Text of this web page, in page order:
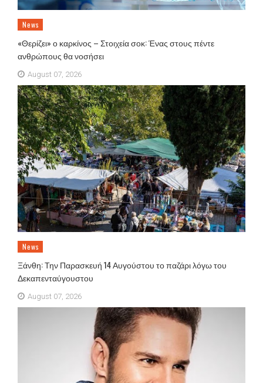
News
«Θερίζει» ο καρκίνος – Στοιχεία σοκ: Ένας στους πέντε
ανθρώπους θα νοσήσει
August 07, 2026
News
Ξάνθη: Την Παρασκευή 14 Αυγούστου το παζάρι λόγω του
Δεκαπενταύγουστου
August 07, 2026